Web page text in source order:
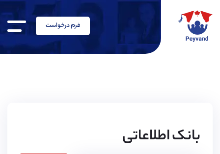
فرم درخواست
بانک اطلاعاتی